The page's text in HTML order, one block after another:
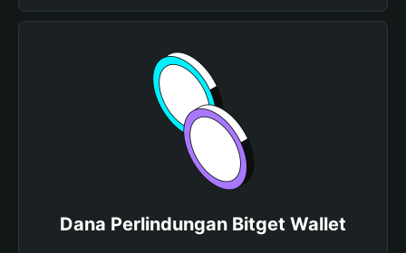
Dana Perlindungan Bitget Wallet